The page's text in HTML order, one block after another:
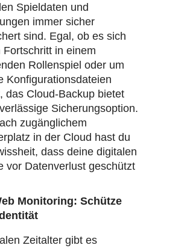
Spieldaten und
immer sicher
sind. Egal, ob es sich
Fortschritt in einem
Rollenspiel oder um
Konfigurationsdateien
das Cloud-Backup bietet
Sicherungsoption.
zugänglichem
in der Cloud hast du
dass deine digitalen
vor Datenverlust geschützt
Monitoring: Schütze
Zeitalter gibt es